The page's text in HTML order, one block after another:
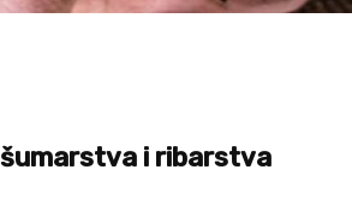
šumarstva i ribarstva